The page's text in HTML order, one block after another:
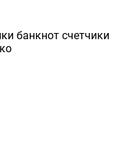
банкнот счетчики